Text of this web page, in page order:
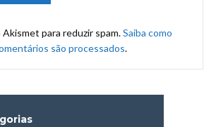
para reduzir spam.Saiba como
são processados.